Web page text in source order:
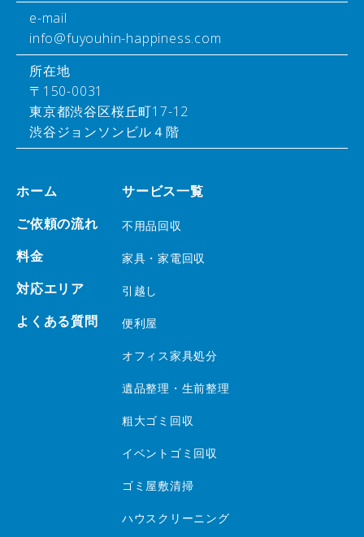
e-mail
info@fuyouhin-happiness.com
所在地
〒150-0031
東京都渋谷区桜丘町17-12
渋谷ジョンソンビル４階
ホーム
ご依頼の流れ
料金
対応エリア
よくある質問
サービス一覧
不用品回収
家具・家電回収
引越し
便利屋
オフィス家具処分
遺品整理・生前整理
粗大ゴミ回収
イベントゴミ回収
ゴミ屋敷清掃
ハウスクリーニング